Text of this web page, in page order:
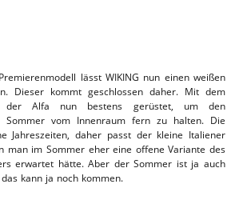
lässt WIKING nun einen weißen
Dieser kommt geschlossen daher. Mit dem
der Alfa nun bestens gerüstet, um den
Sommer vom Innenraum fern zu halten. Die
Jahreszeiten, daher passt der kleine Italiener
man im Sommer eher eine offene Variante des
erwartet hätte. Aber der Sommer ist ja auch
kann ja noch kommen.